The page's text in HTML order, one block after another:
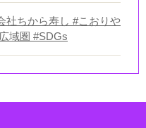
社ちから寿し #こおりや
域圏 #SDGs